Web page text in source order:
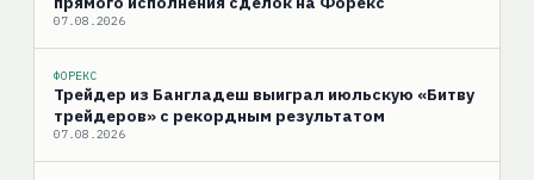
07.08.2026
ФОРЕКС
Трейдер из Бангладеш выиграл июльскую «Битву
трейдеров» с рекордным результатом
07.08.2026